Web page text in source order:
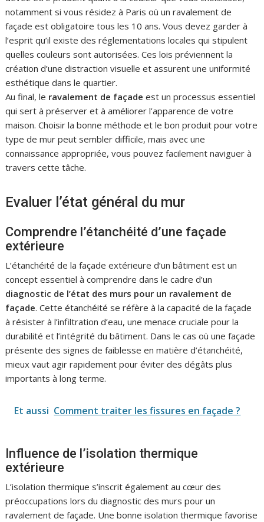
notamment si vous résidez à Paris où un ravalement de
façade est obligatoire tous les 10 ans. Vous devez garder à
l’esprit qu’il existe des réglementations locales qui stipulent
quelles couleurs sont autorisées. Ces lois préviennent la
création d’une distraction visuelle et assurent une uniformité
esthétique dans le quartier.
Au final, le ravalement de façade est un processus essentiel
qui sert à préserver et à améliorer l’apparence de votre
maison. Choisir la bonne méthode et le bon produit pour votre
type de mur peut sembler difficile, mais avec une
connaissance appropriée, vous pouvez facilement naviguer à
travers cette tâche.
Evaluer l’état général du mur
Comprendre l’étanchéité d’une façade
extérieure
L’étanchéité de la façade extérieure d’un bâtiment est un
concept essentiel à comprendre dans le cadre d’un
diagnostic de l’état des murs pour un ravalement de
façade. Cette étanchéité se réfère à la capacité de la façade
à résister à l’infiltration d’eau, une menace cruciale pour la
durabilité et l’intégrité du bâtiment. Dans le cas où une façade
présente des signes de faiblesse en matière d’étanchéité,
mieux vaut agir rapidement pour éviter des dégâts plus
importants à long terme.
Et aussi Comment traiter les fissures en façade ?
Influence de l’isolation thermique
extérieure
L’isolation thermique s’inscrit également au cœur des
préoccupations lors du diagnostic des murs pour un
ravalement de façade. Une bonne isolation thermique favorise